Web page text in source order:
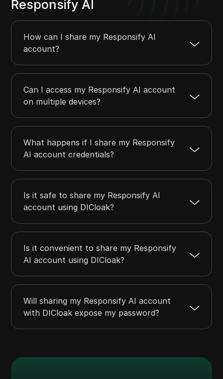
Responsify AI
How can I share my Responsify AI
account?
Can I access my Responsify AI account
on multiple devices?
What happens if I share my Responsify
AI account credentials?
Is it safe to share my Responsify AI
account using DICloak?
Is it convenient to share my Responsify
AI account using DICloak?
Will sharing my Responsify AI account
with DICloak expose my password?